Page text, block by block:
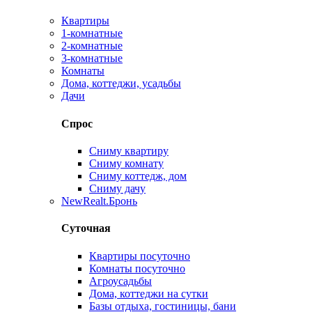
Квартиры
1-комнатные
2-комнатные
3-комнатные
Комнаты
Дома, коттеджи, усадьбы
Дачи
Спрос
Сниму квартиру
Сниму комнату
Сниму коттедж, дом
Сниму дачу
NewRealt.Бронь
Суточная
Квартиры посуточно
Комнаты посуточно
Агроусадьбы
Дома, коттеджи на сутки
Базы отдыха, гостиницы, бани